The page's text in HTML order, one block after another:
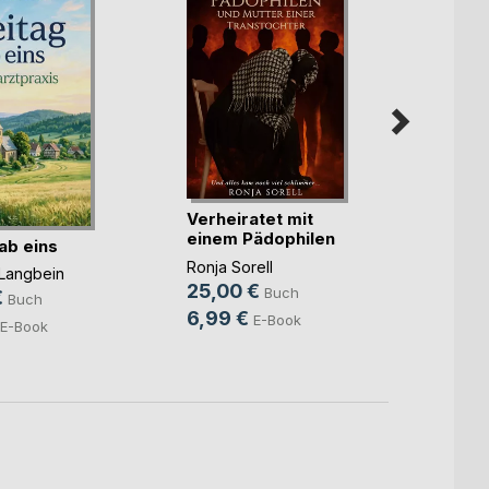
eins
Buch
E-Book
Verheiratet mit
einem Pädophilen
u(...)
Ronja Sorell
25,00 € Buch
6,99 € E-Book